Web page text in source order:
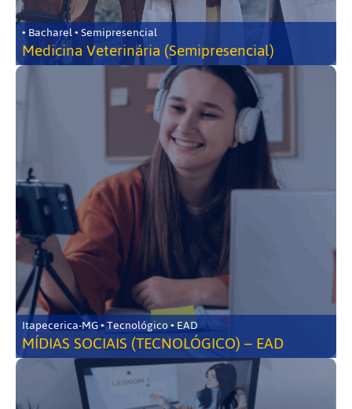
• Bacharel • Semipresencial
Medicina Veterinária (Semipresencial)
Itapecerica-MG • Tecnológico • EAD
MÍDIAS SOCIAIS (TECNOLÓGICO) – EAD